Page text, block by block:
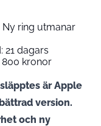
Ny ring utmanar
21 dagars
800 kronor
är Apple
version.
och ny